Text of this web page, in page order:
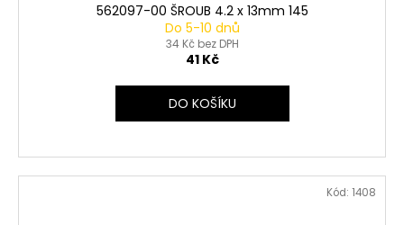
562097-00 ŠROUB 4.2 x 13mm 145
Do 5-10 dnů
34 Kč bez DPH
41 Kč
DO KOŠÍKU
Kód: 1408